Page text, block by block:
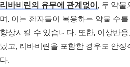
리바비린의 유무에 관계없이 , 두 약물
며, 이는 환자들이 복용하는 약물 수
향상시킬 수 있습니다. 또한, 이상반
났고, 리바비린을 포함한 경우도 안정
다.